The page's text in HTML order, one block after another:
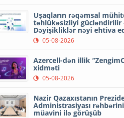
Uşaqların rəqəmsal
təhlükəsizliyi gücləndirilir
Dəyişikliklər nəyi ehtiva
05-08-2026
Azercell-dən illik
xidməti
05-08-2026
Nazir Qazaxıstanın
Administrasiyası
müavini ilə görüşüb